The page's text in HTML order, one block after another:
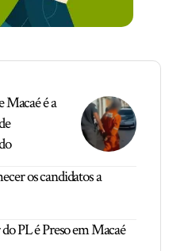
Macaé é a
os candidatos a
PL é Preso em Macaé